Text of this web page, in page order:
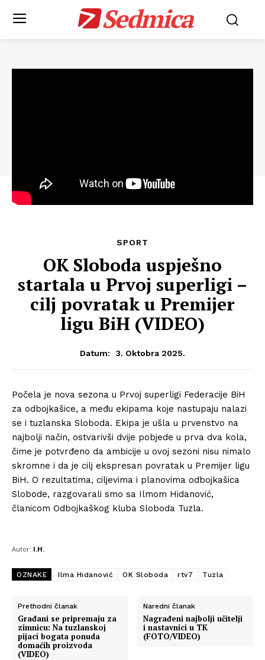
Sedmica
SPORT
OK Sloboda uspješno
startala u Prvoj superligi –
cilj povratak u Premijer
ligu BiH (VIDEO)
Datum: 3. Oktobra 2025.
Počela je nova sezona u Prvoj superligi Federacije BiH
za odbojkašice, a među ekipama koje nastupaju nalazi
se i tuzlanska Sloboda. Ekipa je ušla u prvenstvo na
najbolji način, ostvarivši dvije pobjede u prva dva kola,
čime je potvrđeno da ambicije u ovoj sezoni nisu nimalo
skromne i da je cilj ekspresan povratak u Premijer ligu
BiH. O rezultatima, ciljevima i planovima odbojkašica
Slobode, razgovarali smo sa Ilmom Hidanović,
članicom Odbojkaškog kluba Sloboda Tuzla.
Autor: I.H.
OZNAKE Ilma Hidanović OK Sloboda rtv7 Tuzla
Prethodni članak
Građani se pripremaju za
zimnicu: Na tuzlanskoj
pijaci bogata ponuda
domaćih proizvoda
(VIDEO)
Naredni članak
Nagrađeni najbolji učitelji
i nastavnici u TK
(FOTO/VIDEO)